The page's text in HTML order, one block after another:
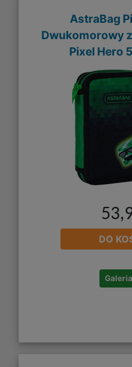
AstraBag
Dwukomorowy
Pixel Hero
DO